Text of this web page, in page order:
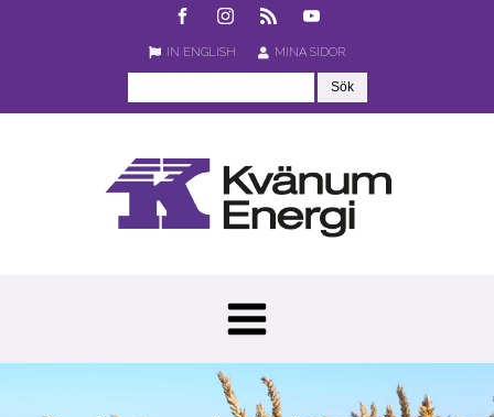
IN ENGLISH MINA SIDOR